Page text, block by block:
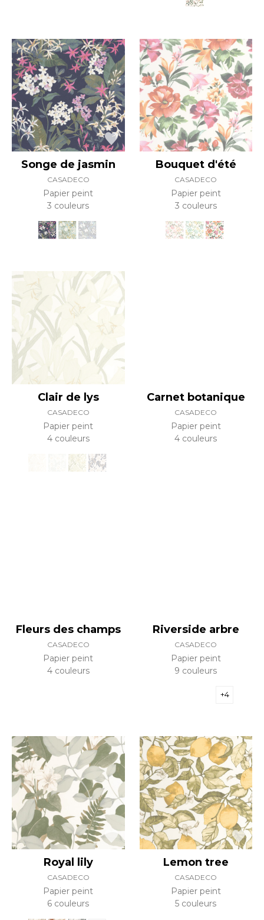
Songe de jasmin
CASADECO
Papier peint
3 couleurs
Bouquet d'été
CASADECO
Papier peint
3 couleurs
Clair de lys
CASADECO
Papier peint
4 couleurs
Carnet botanique
CASADECO
Papier peint
4 couleurs
Fleurs des champs
CASADECO
Papier peint
4 couleurs
Riverside arbre
CASADECO
Papier peint
9 couleurs
+4
Royal lily
CASADECO
Papier peint
6 couleurs
Lemon tree
CASADECO
Papier peint
5 couleurs